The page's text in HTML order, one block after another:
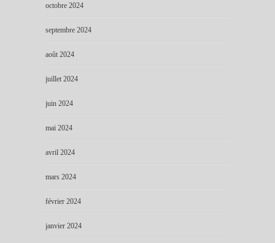
octobre 2024
septembre 2024
août 2024
juillet 2024
juin 2024
mai 2024
avril 2024
mars 2024
février 2024
janvier 2024